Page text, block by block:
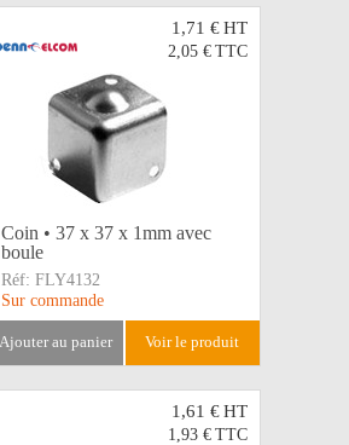
1,71 € HT
2,05 € TTC
Coin • 37 x 37 x 1mm avec
boule
Réf: FLY4132
Sur commande
ajouter au panier voir le produit
1,61 € HT
1,93 € TTC